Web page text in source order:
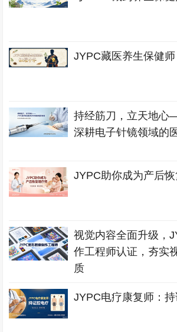
JYPC藏医养生保健
持经筋刀，立天地
深耕电子针镜领域的
JYPC助你成为产后
视觉内容全面升级，
作工程师认证，夯实
质
JYPC电疗康复师：